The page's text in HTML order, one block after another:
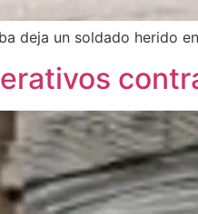
deja un soldado herido